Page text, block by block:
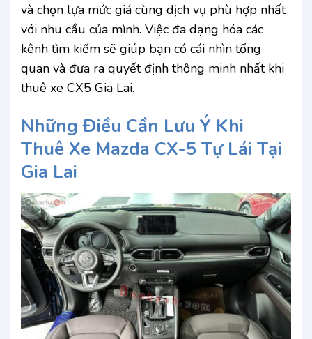
và chọn lựa mức giá cùng dịch vụ phù hợp nhất
với nhu cầu của mình. Việc đa dạng hóa các
kênh tìm kiếm sẽ giúp bạn có cái nhìn tổng
quan và đưa ra quyết định thông minh nhất khi
thuê xe CX5 Gia Lai.
Những Điều Cần Lưu Ý Khi
Thuê Xe Mazda CX-5 Tự Lái Tại
Gia Lai